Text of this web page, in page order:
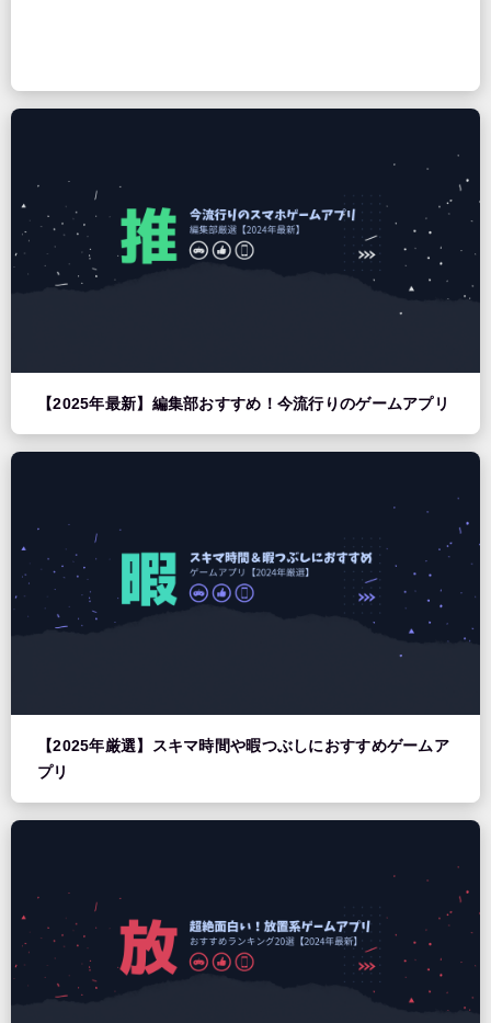
【2025年最新】編集部おすすめ！今流行りのゲームアプリ
【2025年厳選】スキマ時間や暇つぶしにおすすめゲームア
プリ